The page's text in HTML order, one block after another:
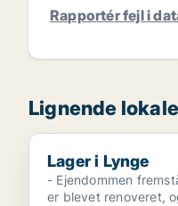
Rapportér fejl i
Lignende
Lager i Lynge
Lager i Lynge
- Ejendommen
er blevet renoveret,